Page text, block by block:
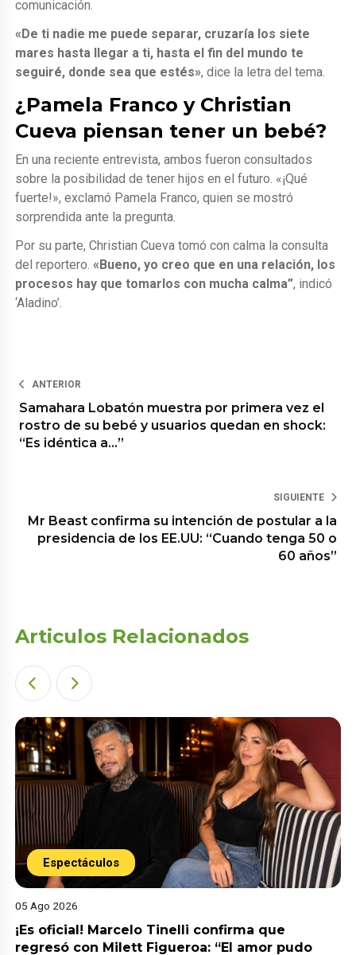
comunicación.
«De ti nadie me puede separar, cruzaría los siete
mares hasta llegar a ti, hasta el fin del mundo te
seguiré, donde sea que estés», dice la letra del tema.
¿Pamela Franco y Christian
Cueva piensan tener un bebé?
En una reciente entrevista, ambos fueron consultados
sobre la posibilidad de tener hijos en el futuro. «¡Qué
fuerte!», exclamó Pamela Franco, quien se mostró
sorprendida ante la pregunta.
Por su parte, Christian Cueva tomó con calma la consulta
del reportero.«Bueno, yo creo que en una relación, los
procesos hay que tomarlos con mucha calma”, indicó
‘Aladino’.
ANTERIOR
Samahara Lobatón muestra por primera vez el
rostro de su bebé y usuarios quedan en shock:
“Es idéntica a…”
SIGUIENTE
Mr Beast confirma su intención de postular a la
presidencia de los EE.UU: “Cuando tenga 50 o
60 años”
Articulos Relacionados
Espectáculos
05 Ago 2026
¡Es oficial! Marcelo Tinelli confirma que
regresó con Milett Figueroa: “El amor pudo